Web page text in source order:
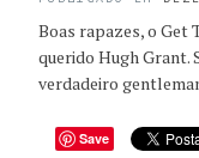
Boas rapazes, o Get
querido Hugh Grant.
verdadeiro
Save